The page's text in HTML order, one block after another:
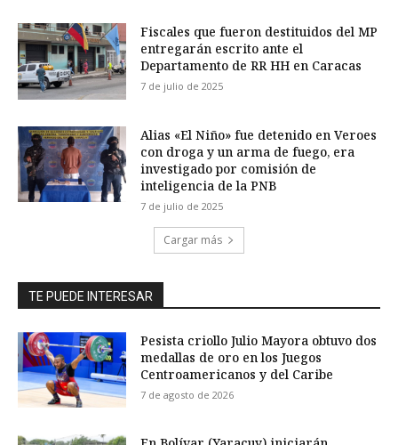
Fiscales que fueron destituidos del MP
entregarán escrito ante el
Departamento de RR HH en Caracas
7 de julio de 2025
Alias «El Niño» fue detenido en Veroes
con droga y un arma de fuego, era
investigado por comisión de
inteligencia de la PNB
7 de julio de 2025
Cargar más
TE PUEDE INTERESAR
Pesista criollo Julio Mayora obtuvo dos
medallas de oro en los Juegos
Centroamericanos y del Caribe
7 de agosto de 2026